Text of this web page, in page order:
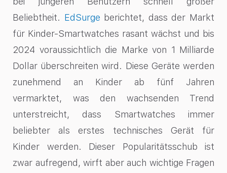
Beliebtheit. EdSurge berichtet, dass der Markt
für Kinder-Smartwatches rasant wächst und bis
2024 voraussichtlich die Marke von 1 Milliarde
Dollar überschreiten wird. Diese Geräte werden
zunehmend an Kinder ab fünf Jahren
vermarktet, was den wachsenden Trend
unterstreicht, dass Smartwatches immer
beliebter als erstes technisches Gerät für
Kinder werden. Dieser Popularitätsschub ist
zwar aufregend, wirft aber auch wichtige Fragen